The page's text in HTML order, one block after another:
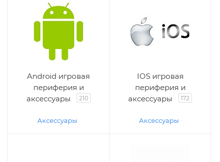
Android игровая
периферия и
аксессуары
210
Аксессуары
IOS игровая
периферия и
аксессуары
172
Аксессуары